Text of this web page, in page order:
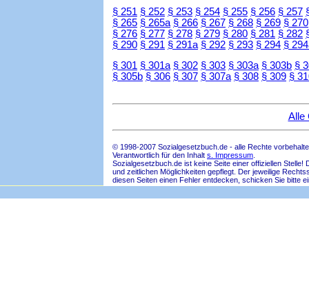
§ 251 § 252 § 253 § 254 § 255 § 256 § 257
§ 265 § 265a § 266 § 267 § 268 § 269 § 270
§ 276 § 277 § 278 § 279 § 280 § 281 § 282
§ 290 § 291 § 291a § 292 § 293 § 294 §
§ 301 § 301a § 302 § 303 § 303a § 303b §
§ 305b § 306 § 307 § 307a § 308 § 309 §
Alle
© 1998-2007 Sozialgesetzbuch.de - alle Rechte
Verantwortlich für den Inhalt s. Impressum
Sozialgesetzbuch.de ist keine Seite einer offiziellen
und zeitlichen Möglichkeiten gepflegt. Der jeweilige
diesen Seiten einen Fehler entdecken, schicken Sie bitte